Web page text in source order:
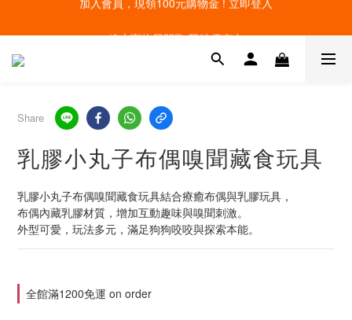
加入會員，現領100元購物金 ! 立即登入
Share
乳膠小丸子布偶嗅聞藏食玩具
乳膠小丸子布偶嗅聞藏食玩具結合療癒布偶與乳膠玩具，
布偶內藏乳膠材質，增加互動趣味與嗅聞刺激。
外型可愛，玩法多元，滿足狗狗咬咬與探索本能。
全館滿1200免運 on order